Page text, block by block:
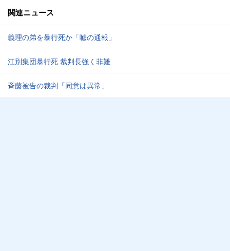
関連ニュース
義理の弟を暴行死か「嘘の通報」
江別集団暴行死 裁判長強く非難
斉藤被告の裁判「同意は異常」